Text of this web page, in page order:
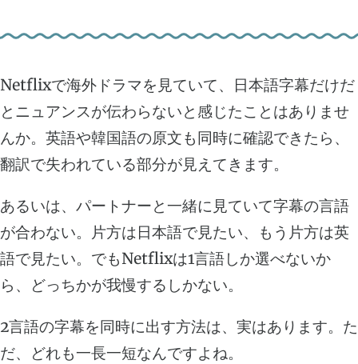
Netflixで海外ドラマを見ていて、日本語字幕だけだ
とニュアンスが伝わらないと感じたことはありませ
んか。英語や韓国語の原文も同時に確認できたら、
翻訳で失われている部分が見えてきます。
あるいは、パートナーと一緒に見ていて字幕の言語
が合わない。片方は日本語で見たい、もう片方は英
語で見たい。でもNetflixは1言語しか選べないか
ら、どっちかが我慢するしかない。
2言語の字幕を同時に出す方法は、実はあります。た
だ、どれも一長一短なんですよね。